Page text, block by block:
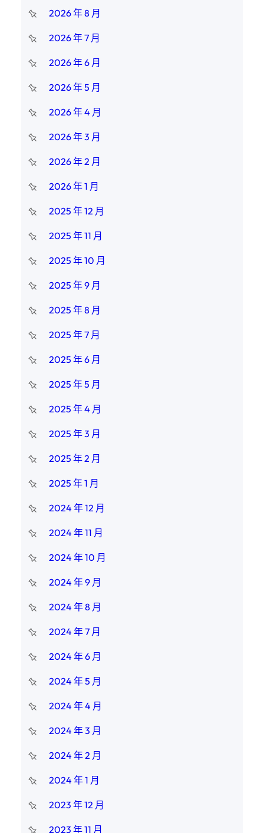
2026 年 8 月
2026 年 7 月
2026 年 6 月
2026 年 5 月
2026 年 4 月
2026 年 3 月
2026 年 2 月
2026 年 1 月
2025 年 12 月
2025 年 11 月
2025 年 10 月
2025 年 9 月
2025 年 8 月
2025 年 7 月
2025 年 6 月
2025 年 5 月
2025 年 4 月
2025 年 3 月
2025 年 2 月
2025 年 1 月
2024 年 12 月
2024 年 11 月
2024 年 10 月
2024 年 9 月
2024 年 8 月
2024 年 7 月
2024 年 6 月
2024 年 5 月
2024 年 4 月
2024 年 3 月
2024 年 2 月
2024 年 1 月
2023 年 12 月
2023 年 11 月